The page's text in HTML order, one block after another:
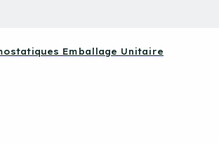
Emballage Unitaire